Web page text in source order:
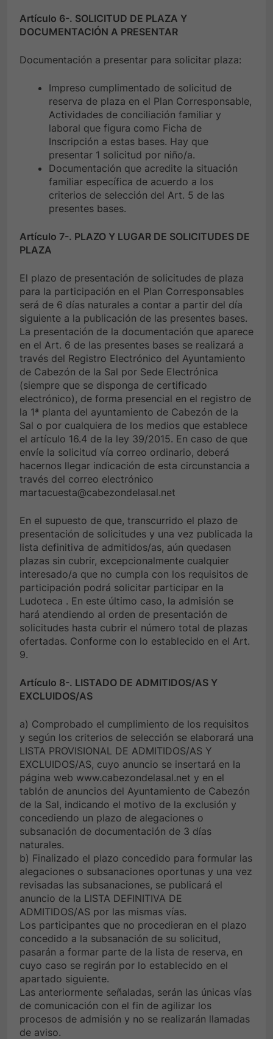
Artículo 6-. SOLICITUD DE PLAZA Y
DOCUMENTACIÓN A PRESENTAR
Documentación a presentar para solicitar plaza:
Impreso cumplimentado de solicitud de
reserva de plaza en el Plan Corresponsable,
Actividades de conciliación familiar y
laboral que figura como Ficha de
Inscripción a estas bases. Hay que
presentar 1 solicitud por niño/a.
Documentación que acredite la situación
familiar específica de acuerdo a los
criterios de selección del Art. 5 de las
presentes bases.
Artículo 7-. PLAZO Y LUGAR DE SOLICITUDES DE
PLAZA
El plazo de presentación de solicitudes de plaza
para la participación en el Plan Corresponsables
será de 6 días naturales a contar a partir del día
siguiente a la publicación de las presentes bases.
La presentación de la documentación que aparece
en el Art. 6 de las presentes bases se realizará a
través del Registro Electrónico del Ayuntamiento
de Cabezón de la Sal por Sede Electrónica
(siempre que se disponga de certificado
electrónico), de forma presencial en el registro de
la 1ª planta del ayuntamiento de Cabezón de la
Sal o por cualquiera de los medios que establece
el artículo 16.4 de la ley 39/2015. En caso de que
envíe la solicitud vía correo ordinario, deberá
hacernos llegar indicación de esta circunstancia a
través del correo electrónico
martacuesta@cabezondelasal.net
En el supuesto de que, transcurrido el plazo de
presentación de solicitudes y una vez publicada la
lista definitiva de admitidos/as, aún quedasen
plazas sin cubrir, excepcionalmente cualquier
interesado/a que no cumpla con los requisitos de
participación podrá solicitar participar en la
Ludoteca . En este último caso, la admisión se
hará atendiendo al orden de presentación de
solicitudes hasta cubrir el número total de plazas
ofertadas. Conforme con lo establecido en el Art.
9.
Artículo 8-. LISTADO DE ADMITIDOS/AS Y
EXCLUIDOS/AS
a) Comprobado el cumplimiento de los requisitos
y según los criterios de selección se elaborará una
LISTA PROVISIONAL DE ADMITIDOS/AS Y
EXCLUIDOS/AS, cuyo anuncio se insertará en la
página web www.cabezondelasal.net y en el
tablón de anuncios del Ayuntamiento de Cabezón
de la Sal, indicando el motivo de la exclusión y
concediendo un plazo de alegaciones o
subsanación de documentación de 3 días
naturales.
b) Finalizado el plazo concedido para formular las
alegaciones o subsanaciones oportunas y una vez
revisadas las subsanaciones, se publicará el
anuncio de la LISTA DEFINITIVA DE
ADMITIDOS/AS por las mismas vías.
Los participantes que no procedieran en el plazo
concedido a la subsanación de su solicitud,
pasarán a formar parte de la lista de reserva, en
cuyo caso se regirán por lo establecido en el
apartado siguiente.
Las anteriormente señaladas, serán las únicas vías
de comunicación con el fin de agilizar los
procesos de admisión y no se realizarán llamadas
de aviso.